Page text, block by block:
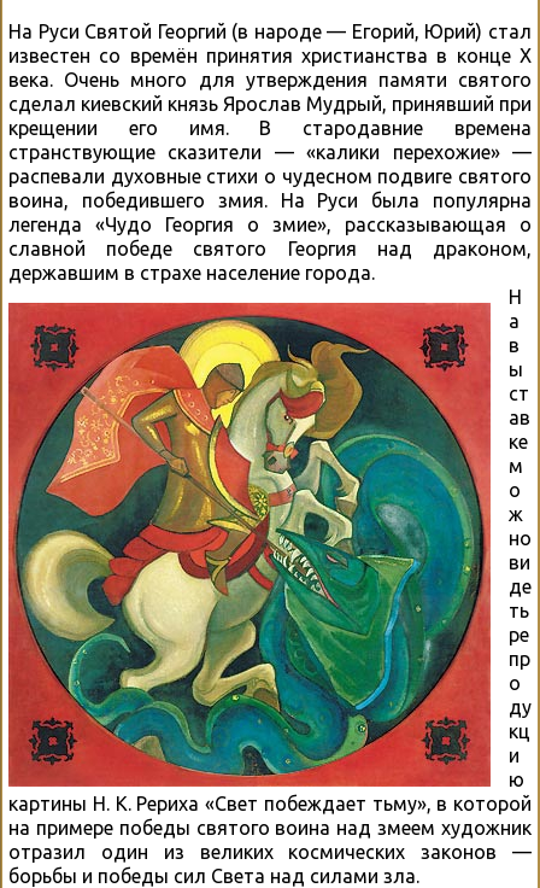
На Руси Святой Георгий (в народе — Егорий, Юрий) стал
известен со времён принятия христианства в конце Х
века. Очень много для утверждения памяти святого
сделал киевский князь Ярослав Мудрый, принявший при
крещении его имя. В стародавние времена
странствующие сказители — «калики перехожие» —
распевали духовные стихи о чудесном подвиге святого
воина, победившего змия. На Руси была популярна
легенда «Чудо Георгия о змие», рассказывающая о
славной победе святого Георгия над драконом,
державшим в страхе население города.
Н
а
в
ы
ст
ав
ке
м
о
ж
но
ви
де
ть
ре
пр
о
ду
кц
и
ю
картины Н. К. Рериха «Свет побеждает тьму», в которой
на примере победы святого воина над змеем художник
отразил один из великих космических законов —
борьбы и победы сил Света над силами зла.